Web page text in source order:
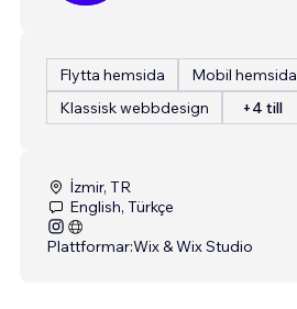
Flytta hemsida
Mobil hemsida
Klassisk webbdesign
+4 till
İzmir, TR
English, Türkçe
Plattformar:Wix & Wix Studio